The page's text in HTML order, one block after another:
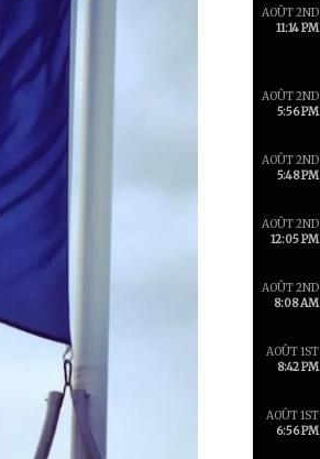
AOÛT 2ND
11:14 PM
AOÛT 2ND
5:56 PM
AOÛT 2ND
5:48 PM
AOÛT 2ND
12:05 PM
AOÛT 2ND
8:08 AM
AOÛT 1ST
8:42 PM
AOÛT 1ST
6:56 PM